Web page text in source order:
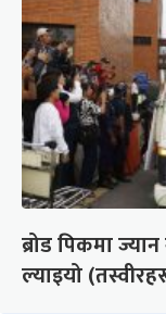
ब्रोड पिकमा
ल्याइयो